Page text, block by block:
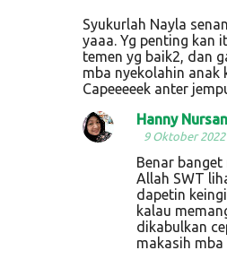
Syukurlah Nayla
yaaa. Yg penting kan
temen yg baik2, dan
mba nyekolahin anak
Capeeeeek anter
Hanny
9 Oktober
Benar
Allah SWT
dapetin
kalau
dikabulkan
makasih